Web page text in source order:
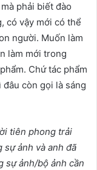
phải biết đào
có vậy mới có thể
người. Muốn làm
làm mới trong
Chứ tác phẩm
còn gọi là sáng
tiên phong trải
sự ảnh và anh đã
sự ảnh/bộ ảnh cần